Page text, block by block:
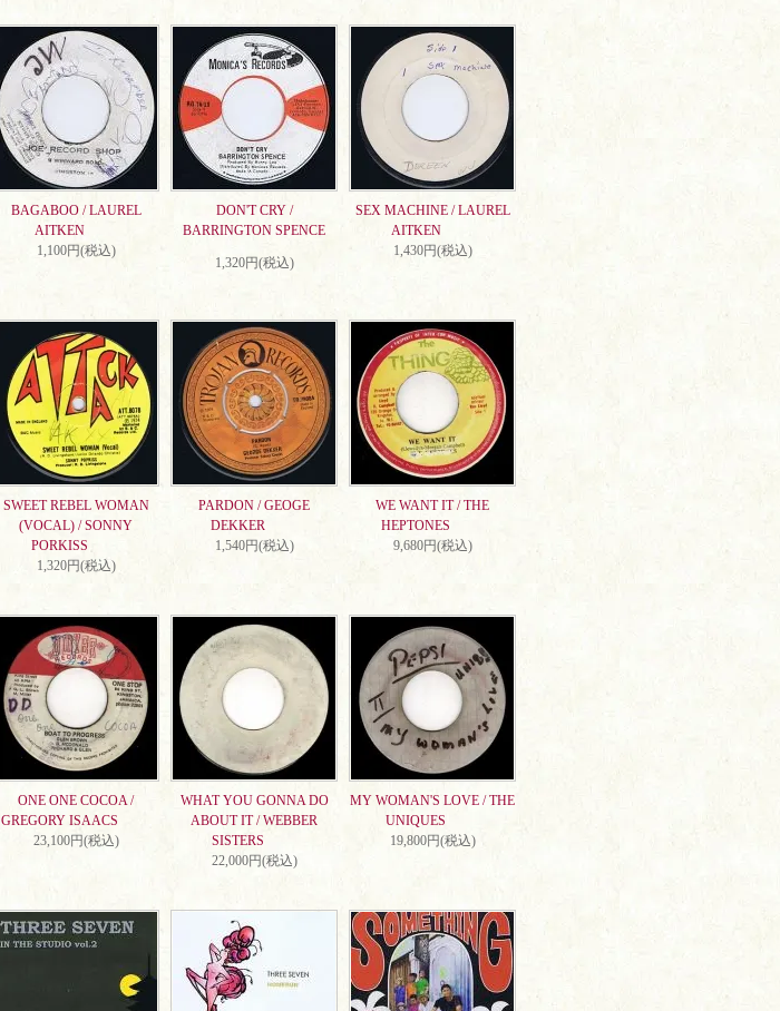
BAGABOO / LAUREL
AITKEN
1,100円(税込)
DON'T CRY /
BARRINGTON SPENCE
1,320円(税込)
SEX MACHINE / LAUREL
AITKEN
1,430円(税込)
SWEET REBEL WOMAN
(VOCAL) / SONNY
PORKISS
1,320円(税込)
PARDON / GEOGE
DEKKER
1,540円(税込)
WE WANT IT / THE
HEPTONES
9,680円(税込)
ONE ONE COCOA /
GREGORY ISAACS
23,100円(税込)
WHAT YOU GONNA DO
ABOUT IT / WEBBER
SISTERS
22,000円(税込)
MY WOMAN'S LOVE / THE
UNIQUES
19,800円(税込)